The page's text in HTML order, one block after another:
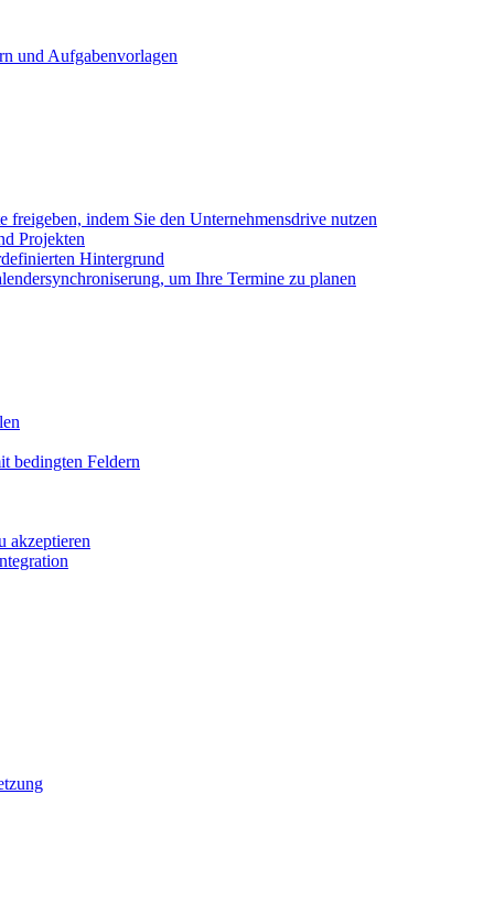
und Aufgabenvorlagen
indem Sie den Unternehmensdrive nutzen
Projekten
Hintergrund
um Ihre Termine zu planen
bedingten Feldern
akzeptieren